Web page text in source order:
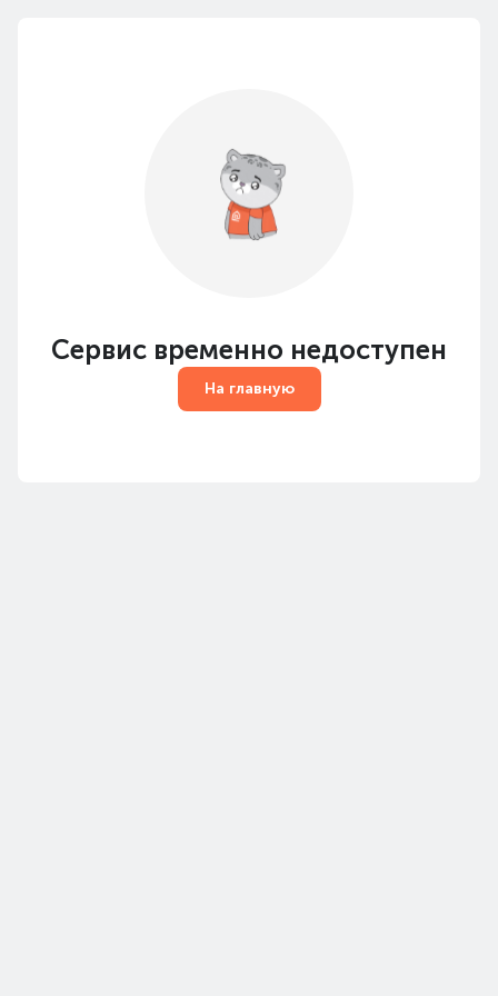
Сервис временно недоступен
На главную